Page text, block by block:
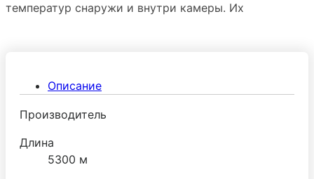
температур снаружи и внутри камеры. Их
Описание
Производитель
Длина
5300 м